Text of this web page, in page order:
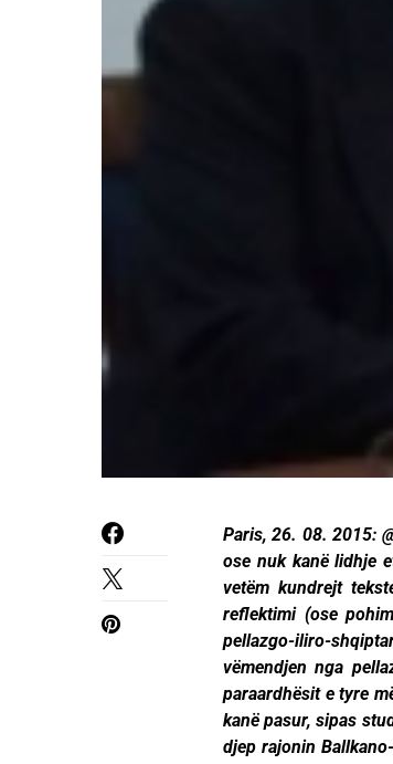
Paris, 26. 08. 2015:
ose nuk kanë lidhje
vetëm kundrejt
reflektimi (ose
pellazgo-iliro-
vëmendjen nga
paraardhësit e tyre
kanë pasur, sipas
djep rajonin